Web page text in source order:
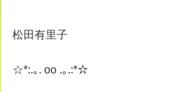
松田有里子
☆*:.｡. oo .｡.:*☆